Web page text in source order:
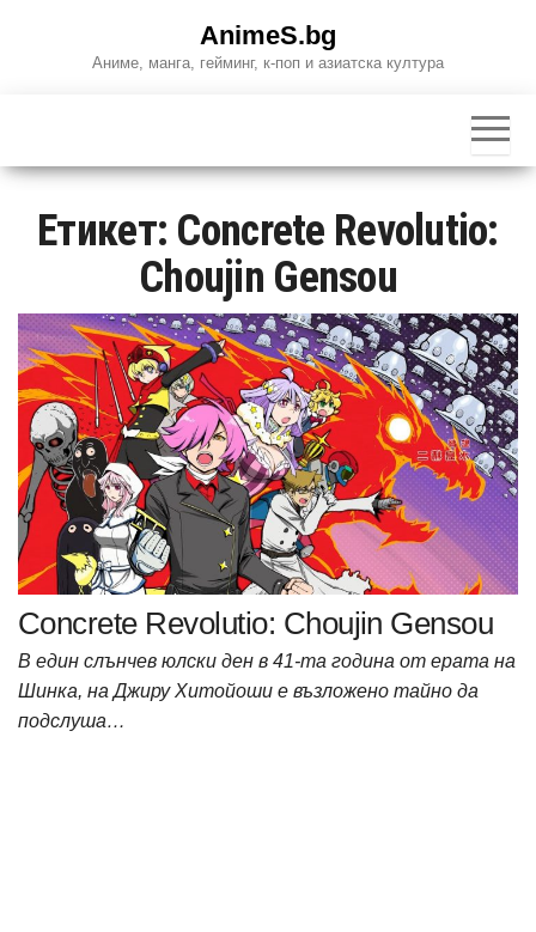
AnimeS.bg
Аниме, манга, гейминг, к-поп и азиатска култура
Етикет: Concrete Revolutio:
Choujin Gensou
Concrete Revolutio: Choujin Gensou
В един слънчев юлски ден в 41-та година от ерата на
Шинка, на Джиру Хитойоши е възложено тайно да
подслуша…